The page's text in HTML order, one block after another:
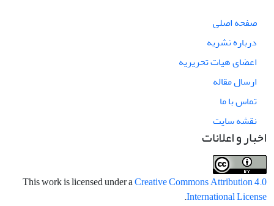
صفحه اصلی
درباره نشریه
اعضای هیات تحریریه
ارسال مقاله
تماس با ما
نقشه سایت
اخبار و اعلانات
This work is licensed under aCreative Commons Attribution 4.0
International License
.